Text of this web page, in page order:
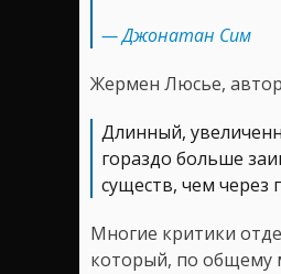
— Джонатан Сим
Жермен Люсье,
Длинный,
гораздо больше
существ, чем через
Многие критики
который, по общему